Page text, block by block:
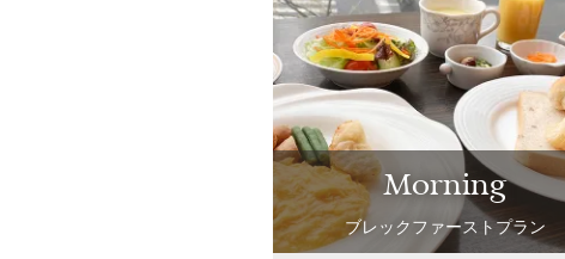
morning
ブレックファーストプラン